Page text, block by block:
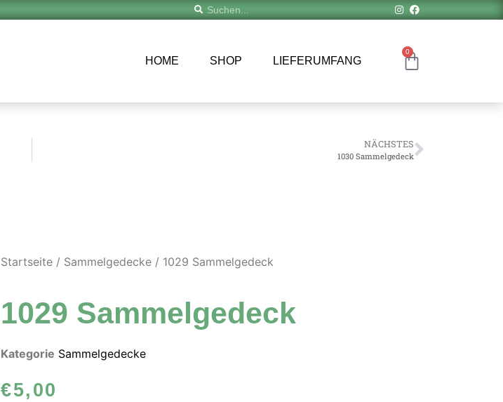
HOME SHOP LIEFERUMFANG
0
NÄCHSTES
1030 Sammelgedeck
Startseite / Sammelgedecke / 1029 Sammelgedeck
1029 Sammelgedeck
Kategorie Sammelgedecke
€5,00